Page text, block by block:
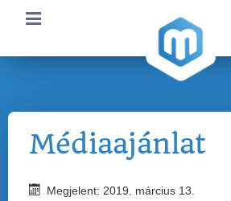
Médiaajánlat
Megjelent: 2019. március 13.